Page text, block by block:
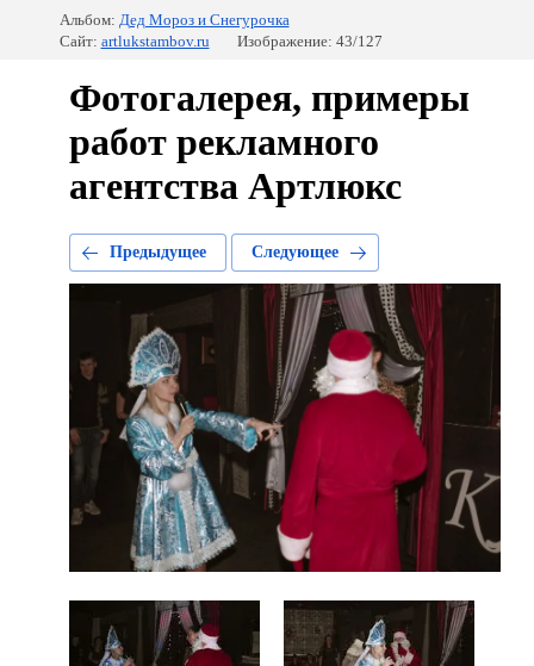
Альбом: Дед Мороз и Снегурочка
Сайт: artlukstambov.ru Изображение: 43/127
Фотогалерея, примеры
работ рекламного
агентства Артлюкс
Предыдущее Следующее